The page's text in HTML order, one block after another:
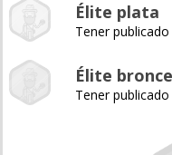
Élite plata
Tener
Élite bronce
Tener